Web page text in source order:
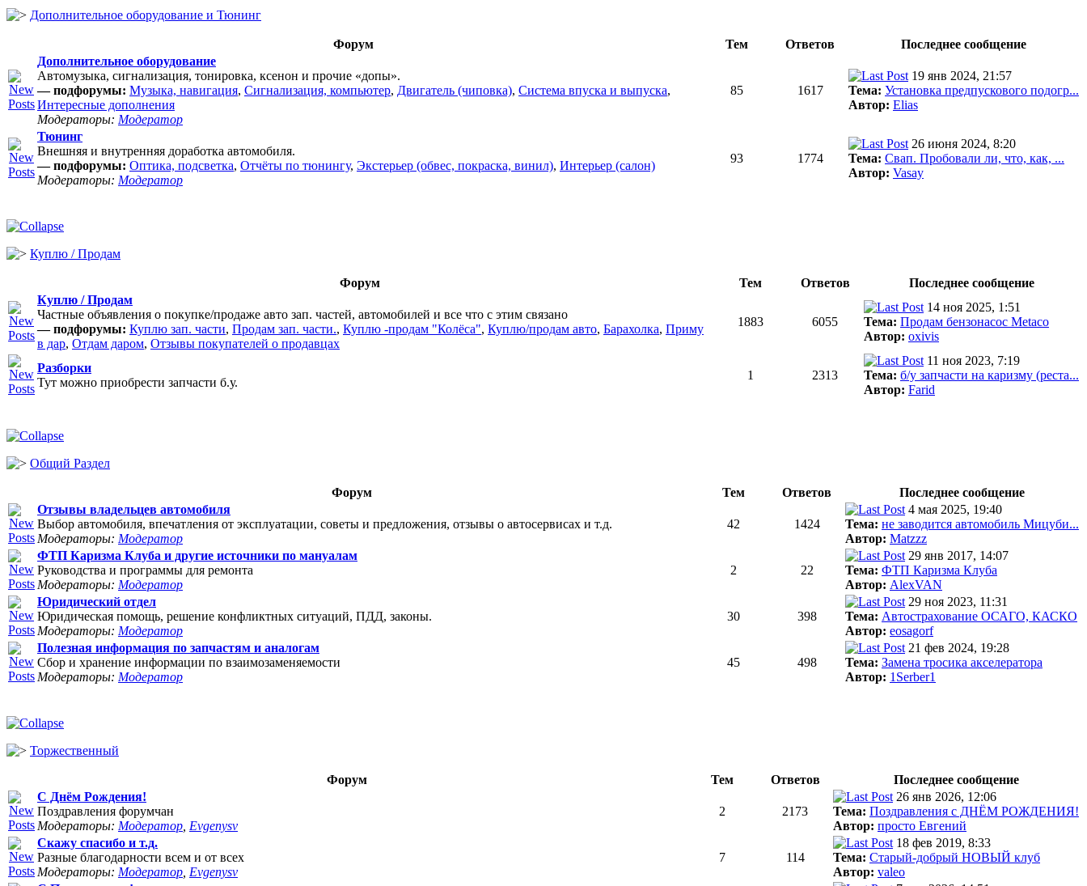
Дополнительное оборудование и Тюнинг
Форум Тем Ответов
Последнее сообщение
Дополнительное оборудование
Автомузыка, сигнализация, тонировка, ксенон и прочие «допы».
— подфорумы: Музыка, навигация, Сигнализация, компьютер, Двигатель (чиповка), Система впуска и выпуска,
Интересные дополнения
Модераторы: Модератор
85 1617
19 янв 2024, 21:57
Тема: Установка предпускового подогр...
Автор: Elias
Тюнинг
Внешняя и внутренняя доработка автомобиля.
— подфорумы: Оптика, подсветка, Отчёты по тюнингу, Экстерьер (обвес, покраска, винил), Интерьер (салон)
Модераторы: Модератор
93 1774
26 июня 2024, 8:20
Тема: Свап. Пробовали ли, что, как, ...
Автор: Vasay
Куплю / Продам
Форум Тем Ответов
Последнее сообщение
Куплю / Продам
Частные объявления о покупке/продаже авто зап. частей, автомобилей и все что с этим связано
— подфорумы: Куплю зап. части, Продам зап. части., Куплю -продам "Колёса", Куплю/продам авто, Барахолка, Приму
в дар, Отдам даром, Отзывы покупателей о продавцах
1883 6055
14 ноя 2025, 1:51
Тема: Продам бензонасос Metaco
Автор: oxivis
Разборки
Тут можно приобрести запчасти б.у.
1 2313
11 ноя 2023, 7:19
Тема: б/у запчасти на каризму (реста...
Автор: Farid
Общий Раздел
Форум Тем Ответов
Последнее сообщение
Отзывы владельцев автомобиля
Выбор автомобиля, впечатления от эксплуатации, советы и предложения, отзывы о автосервисах и т.д.
Модераторы: Модератор
42 1424
4 мая 2025, 19:40
Тема: не заводится автомобиль Мицуби...
Автор: Matzzz
ФТП Каризма Клуба и другие источники по мануалам
Руководства и программы для ремонта
Модераторы: Модератор
2 22
29 янв 2017, 14:07
Тема: ФТП Каризма Клуба
Автор: AlexVAN
Юридический отдел
Юридическая помощь, решение конфликтных ситуаций, ПДД, законы.
Модераторы: Модератор
30 398
29 ноя 2023, 11:31
Тема: Автострахование ОСАГО, КАСКО
Автор: eosagorf
Полезная информация по запчастям и аналогам
Сбор и хранение информации по взаимозаменяемости
Модераторы: Модератор
45 498
21 фев 2024, 19:28
Тема: Замена тросика акселератора
Автор: 1Serber1
Торжественный
Форум Тем Ответов
Последнее сообщение
С Днём Рождения!
Поздравления форумчан
Модераторы: Модератор Evgenysv
2 2173
26 янв 2026, 12:06
Тема: Поздравления с ДНЁМ РОЖДЕНИЯ!
Автор: просто Евгений
Скажу спасибо и т.д.
Разные благодарности всем и от всех
Модераторы: Модератор Evgenysv
7 114
18 фев 2019, 8:33
Тема: Старый-добрый НОВЫЙ клуб
Автор: valeo